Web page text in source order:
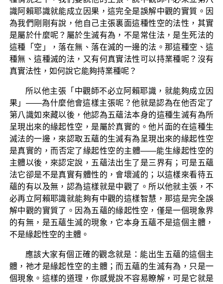
識阿賴耶識就能成立因果，這完全是誤解中觀的實質。因
為我們剛剛有說，他自己主張裏面這種性空的法性，其實
是屬於什麼呢？屬於生滅有為，不是常住法，是生死法的
這種「空」，落在無、落在滅的一邊的法。那這種空、這
種無、這種滅的法，又有何真實法性可以持業種呢？沒有
真實法性，如何說它能夠持業種呢？
所以他主張「中觀師不必立阿賴耶識，就能夠成立因
果」——為什麼他會這樣主張呢？他就是認為在他否定了
第八識如來藏以後，他認為五蘊法本身的這種生滅有為所
呈現出來的緣起性空，是屬於真實的。他片面的在這種生
滅法的一邊，來認取五蘊的生滅有為呈現出來的緣起性空
是真實的，而否定了緣起性空的主體——能生緣起性空的
主體以後，來認定說，五蘊法出生了是三界有；可是五蘊
法它卻是不是真實有體性的，會壞滅的；以這樣來看待五
蘊的有以及無，認為這樣就是中觀了。所以他就主張，不
必再立阿賴耶識就能夠有中觀的這樣智慧，那這是完全誤
解中觀的實質了。因為五蘊的緣起性空，僅是一個現象界
的有無，是五蘊生滅的現象，它本身五蘊不是這個主體，
不是緣起性空的主體。
應該大家有個正確的觀念就是：能出生五蘊的這個主
體，祂才是緣起性空的主體；而五蘊的生滅有為，只是一
個現象。這樣的道理，你感覺說不容易瞭解，可是它就是